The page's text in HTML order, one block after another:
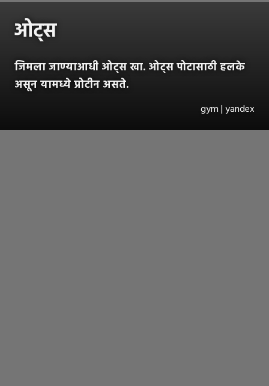
ओट्स
जिमला जाण्याआधी ओट्स खा. ओट्स पोटासाठी हलके
असून यामध्ये प्रोटीन असते.
gym | yandex